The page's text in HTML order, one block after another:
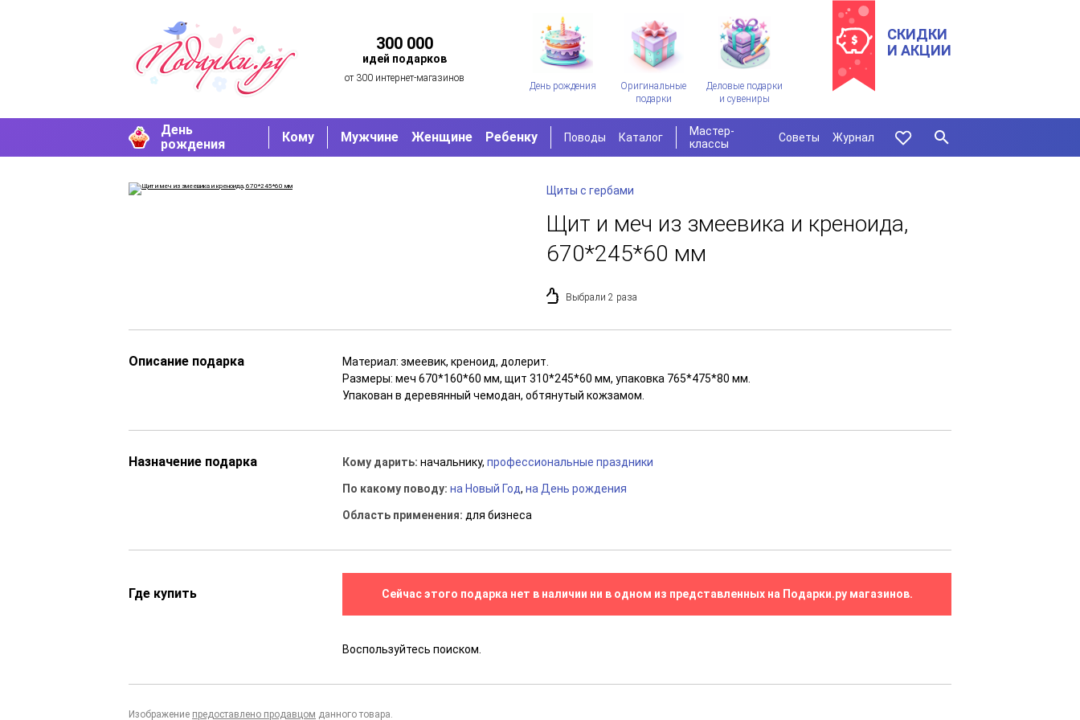
300 000
идей подарков
от 300 интернет-магазинов
День рождения
Оригинальные
подарки
Деловые подарки
и сувениры
СКИДКИ
И АКЦИИ
День
рождения
Кому Мужчине Женщине Ребенку Поводы Каталог
Мастер-
классы
Советы Журнал
Щиты с гербами
Щит и меч из змеевика и креноида,
670*245*60 мм
Выбрали 2 раза
Описание подарка
Материал: змеевик, креноид, долерит.
Размеры: меч 670*160*60 мм, щит 310*245*60 мм, упаковка 765*475*80 мм.
Упакован в деревянный чемодан, обтянутый кожзамом.
Назначение подарка Кому дарить:начальнику,профессиональные праздники
По какому поводу:на Новый Год,на День рождения
Область применения:для бизнеса
Где купить Сейчас этого подарка нет в наличии ни в одном из представленных на Подарки.ру магазинов.
Воспользуйтесь поиском.
Изображение предоставлено продавцом данного товара.